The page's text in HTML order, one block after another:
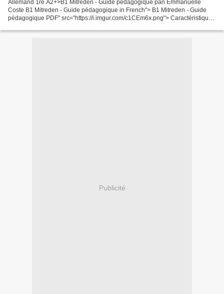
Allemand 1re A2+>B1 Mitreden - Guide pédagogique pan Emmanuelle
Coste B1 Mitreden - Guide pédagogique in French"> B1 Mitreden - Guide
pédagogique PDF" src="https://i.imgur.com/c1CEm6x.png"> Caractéristiques
Publicité